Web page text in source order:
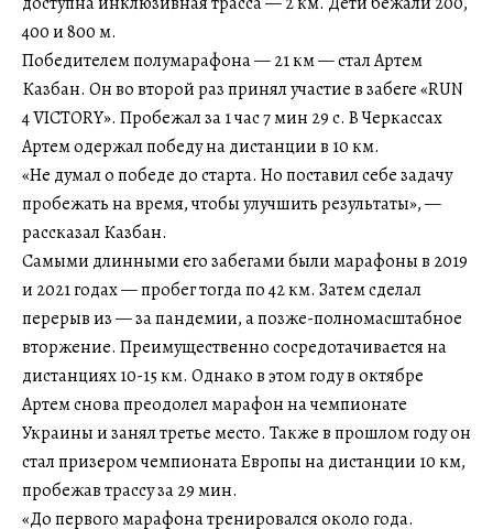
400 и 800 м.
Победителем полумарафона — 21 км — стал Артем
Казбан. Он во второй раз принял участие в забеге «RUN
4 VICTORY». Пробежал за 1 час 7 мин 29 с. В Черкассах
Артем одержал победу на дистанции в 10 км.
«Не думал о победе до старта. Но поставил себе задачу
пробежать на время, чтобы улучшить результаты», —
рассказал Казбан.
Самыми длинными его забегами были марафоны в 2019
и 2021 годах — пробег тогда по 42 км. Затем сделал
перерыв из — за пандемии, а позже-полномасштабное
вторжение. Преимущественно сосредотачивается на
дистанциях 10-15 км. Однако в этом году в октябре
Артем снова преодолел марафон на чемпионате
Украины и занял третье место. Также в прошлом году он
стал призером чемпионата Европы на дистанции 10 км,
пробежав трассу за 29 мин.
«До первого марафона тренировался около года.